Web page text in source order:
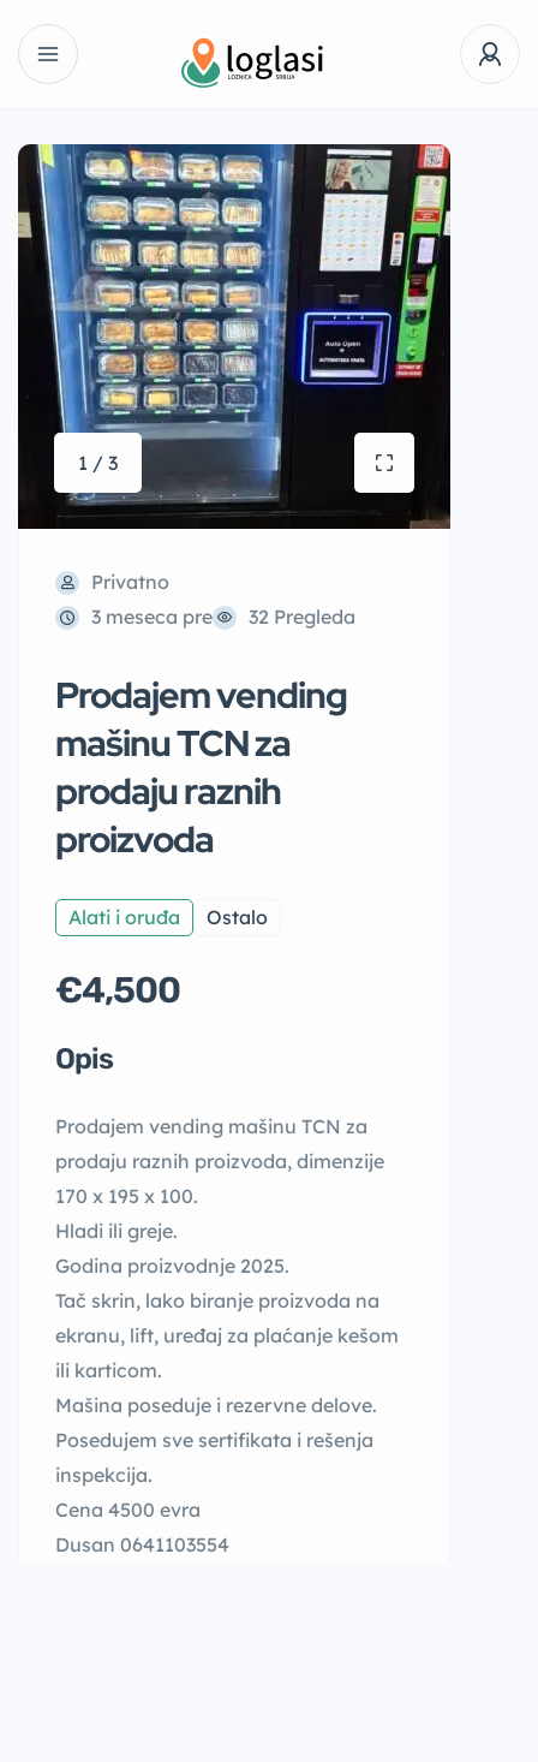
1 / 3
Privatno
3 meseca pre
32 Pregleda
Prodajem vending
mašinu TCN za
prodaju raznih
proizvoda
Alati i oruđa Ostalo
€4,500
Opis
Prodajem vending mašinu TCN za
prodaju raznih proizvoda, dimenzije
170 x 195 x 100.
Hladi ili greje.
Godina proizvodnje 2025.
Tač skrin, lako biranje proizvoda na
ekranu, lift, uređaj za plaćanje kešom
ili karticom.
Mašina poseduje i rezervne delove.
Posedujem sve sertifikata i rešenja
inspekcija.
Cena 4500 evra
Dusan 0641103554